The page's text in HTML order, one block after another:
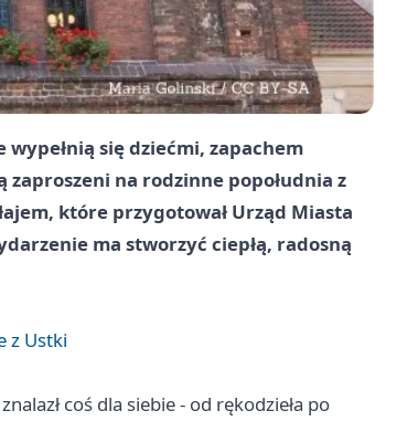
wypełnią się dziećmi, zapachem
na rodzinne popołudnia z
które przygotował Urząd Miasta
ma stworzyć ciepłą, radosną
z Ustki
coś dla siebie - od rękodzieła po